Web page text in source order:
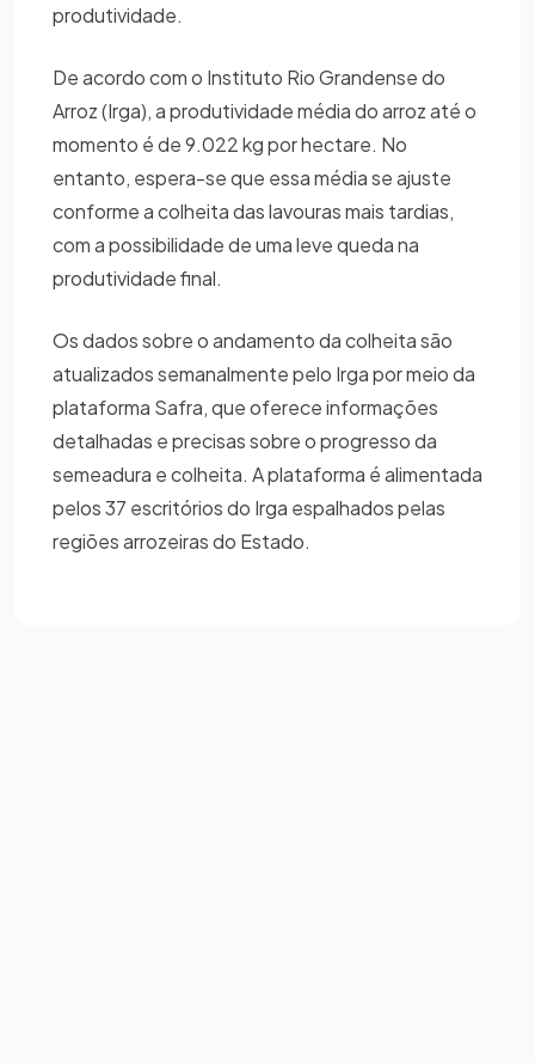
produtividade.
De acordo com o Instituto Rio Grandense do
Arroz (Irga), a produtividade média do arroz até o
momento é de 9.022 kg por hectare. No
entanto, espera-se que essa média se ajuste
conforme a colheita das lavouras mais tardias,
com a possibilidade de uma leve queda na
produtividade final.
Os dados sobre o andamento da colheita são
atualizados semanalmente pelo Irga por meio da
plataforma Safra, que oferece informações
detalhadas e precisas sobre o progresso da
semeadura e colheita. A plataforma é alimentada
pelos 37 escritórios do Irga espalhados pelas
regiões arrozeiras do Estado.